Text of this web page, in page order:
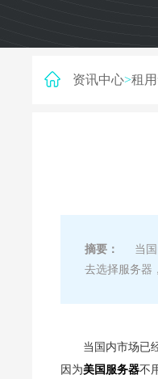
资讯中心>租
摘要：
当国
去选择服务器
当国内市场已
因为美国服务器不